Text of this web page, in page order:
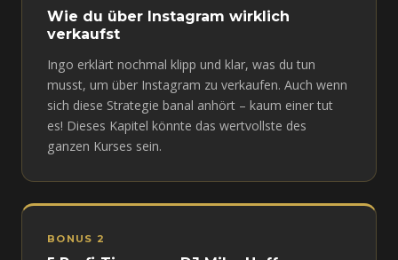
Wie du über Instagram wirklich
verkaufst
Ingo erklärt nochmal klipp und klar, was du tun
musst, um über Instagram zu verkaufen. Auch wenn
sich diese Strategie banal anhört – kaum einer tut
es! Dieses Kapitel könnte das wertvollste des
ganzen Kurses sein.
BONUS 2